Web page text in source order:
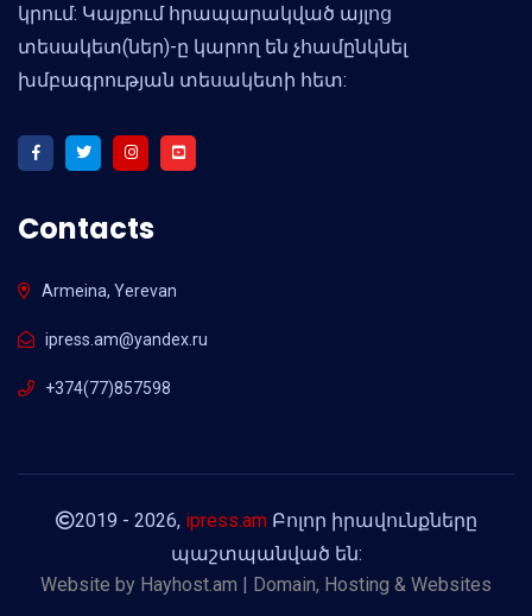
կրում: Կայքում հրապարակված այլոց
տեսակետ(ներ)-ը կարող են չհամընկնել
խմբագրության տեսակետի հետ:
Contacts
Armeina, Yerevan
ipress.am@yandex.ru
+374(77)857598
2019 - 2026, ipress.amԲոլոր իրավունքները
պաշտպանված են:
Website by Hayhost.am | Domain, Hosting & Websites